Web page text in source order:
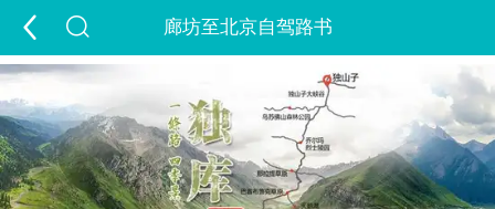
廊坊至北京自驾路书
定制游
出疆游 包车游 跟团游
夏令营 夕阳红 租车